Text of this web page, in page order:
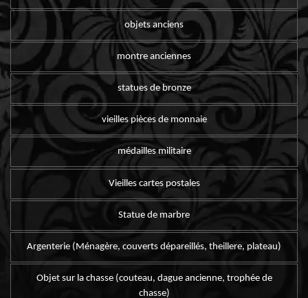
objets anciens
montre anciennes
statues de bronze
vieilles pièces de monnaie
médailles militaire
Vieilles cartes postales
Statue de marbre
Argenterie (Ménagère, couverts dépareillés, theillere, plateau)
Objet sur la chasse (couteau, dague ancienne, trophée de
chasse)